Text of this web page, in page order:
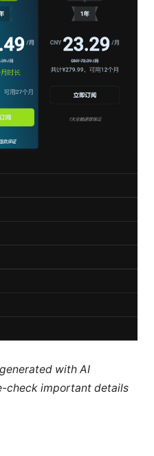
with AI
check important details